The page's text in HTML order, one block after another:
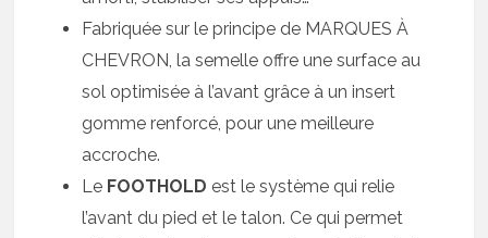
Fabriquée sur le principe de MARQUES À
CHEVRON, la semelle offre une surface au
sol optimisée à l’avant grâce à un insert
gomme renforcé, pour une meilleure
accroche.
Le FOOTHOLD est le système qui relie
l’avant du pied et le talon. Ce qui permet